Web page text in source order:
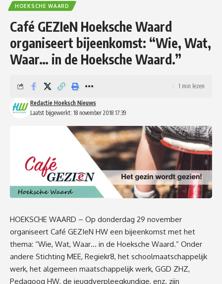
HOEKSCHE WAARD
Café GEZIeN Hoeksche Waard
organiseert bijeenkomst: “Wie, Wat,
Waar… in de Hoeksche Waard.”
Laatst bijgewerkt: 18 november 2018 17:39
Redactie Hoeksch Nieuws
1 min lezen
HOEKSCHE WAARD – Op donderdag 29 november
organiseert Café GEZIeN HW een bijeenkomst met het
thema: “Wie, Wat, Waar… in de Hoeksche Waard.” Onder
andere Stichting MEE, Regiekr8, het schoolmaatschappelijk
werk, het algemeen maatschappelijk werk, GGD ZHZ,
Pedagoog HW, de jeugdverpleegkundige, enz. zijn